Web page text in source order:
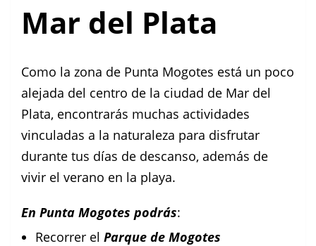
Mar del Plata
Como la zona de Punta Mogotes está un poco
alejada del centro de la ciudad de Mar del
Plata, encontrarás muchas actividades
vinculadas a la naturaleza para disfrutar
durante tus días de descanso, además de
vivir el verano en la playa.
En Punta Mogotes podrás:
Recorrer el Parque de Mogotes